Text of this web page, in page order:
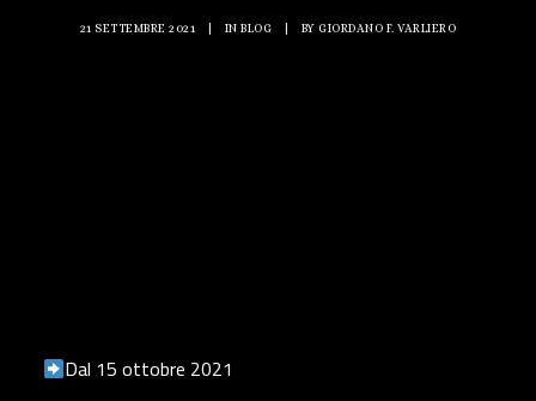
PRENDI UN APPUNTAMENTO
21 SETTEMBRE 2021 INBLOG BY GIORDANO F. VARLIERO
Dal 15 ottobre 2021